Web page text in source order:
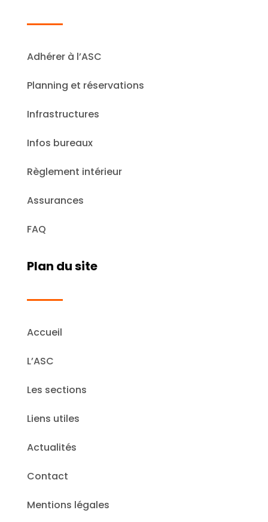
Adhérer à l’ASC
Planning et réservations
Infrastructures
Infos bureaux
Règlement intérieur
Assurances
FAQ
Plan du site
Accueil
L’ASC
Les sections
Liens utiles
Actualités
Contact
Mentions légales